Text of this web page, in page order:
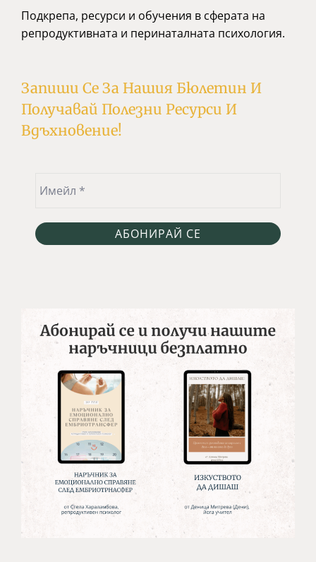
Подкрепа, ресурси и обучения в сферата на
репродуктивната и перинаталната психология.
Запиши Се За Нашия Бюлетин И
Получавай Полезни Ресурси И
Вдъхновение!